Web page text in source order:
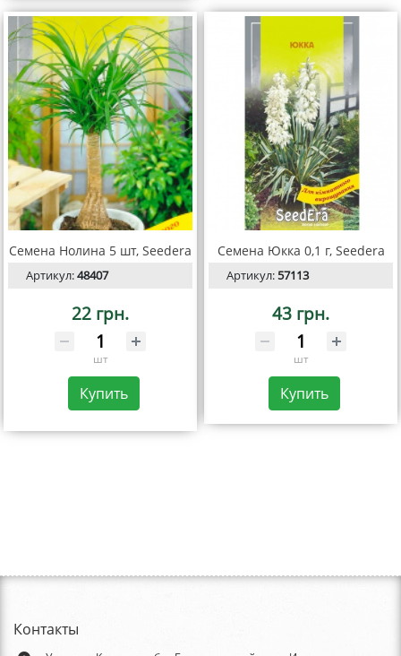
Семена Нолина 5 шт, Seedera
Артикул:48407
22 грн.
шт
Купить
Семена Юкка 0,1 г, Seedera
Артикул:57113
43 грн.
шт
Купить
Контакты